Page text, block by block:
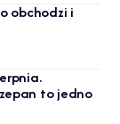
obchodzi i
to jedno